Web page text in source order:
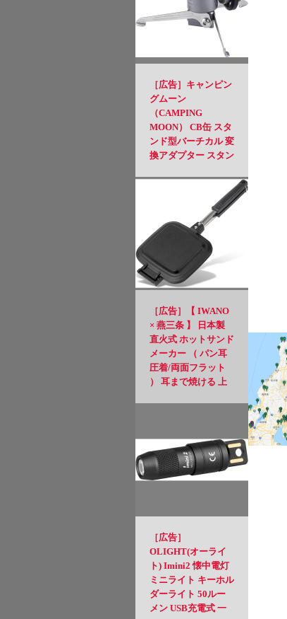
［広告］キャンピン
グムーン
（CAMPING
MOON） CB缶 スタ
ンド型バーチカル 変
換アダプター スタン
［広告］【 IWANO
× 燕三条 】 日本製
直火式 ホットサンド
メーカー （ パン耳
圧着/両面フラット
） 耳まで焼ける 上
火 対応 ホットサン
ド アウトドア キャ
ンプ にも 2枚のフラ
イパンとしても使用
［広告］
OLIGHT(オーライ
ト) Imini2 懐中電灯
ミニライト キーホル
ダーライト 50ルー
メン USB充電式 一